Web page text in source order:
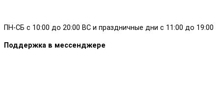
ПН-СБ с 10:00 до 20:00 ВС и праздничные дни с 11:00 до 19:00
Поддержка в мессенджере